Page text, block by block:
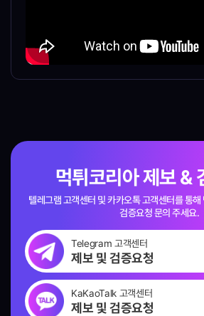
먹튀코리아 제보 &
텔레그램 고객센터 및 카카오톡 고객센터를 통
검증요청 문의 주세요.
Telegram 고객센터
제보 및 검증요청
KaKaoTalk 고객센터
제보 및 검증요청